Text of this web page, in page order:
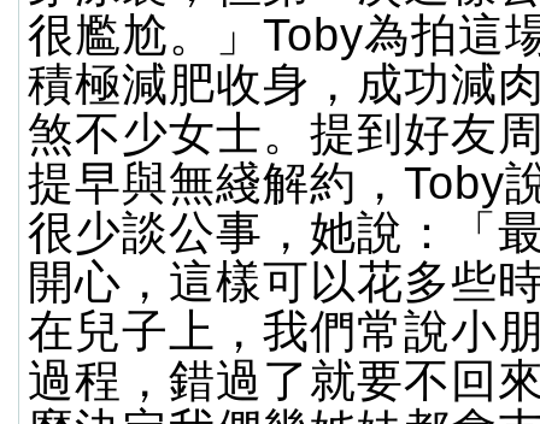
很尷尬。」Toby為拍這
積極減肥收身，成功減
煞不少女士。提到好友
提早與無綫解約，Toby
很少談公事，她說：「
開心，這樣可以花多些
在兒子上，我們常說小
過程，錯過了就要不回